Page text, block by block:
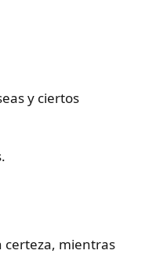
y ciertos
certeza, mientras